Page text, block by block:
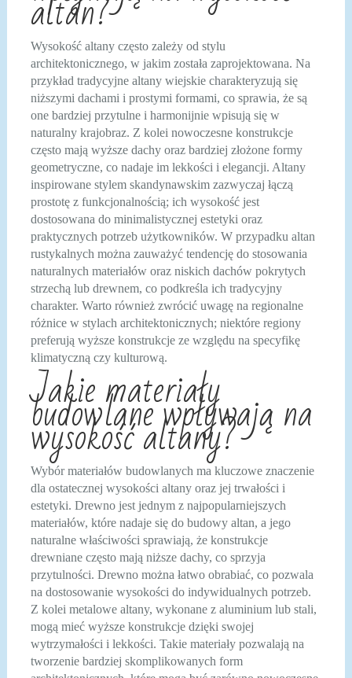
Wysokość altany często zależy od stylu
architektonicznego, w jakim została zaprojektowana. Na
przykład tradycyjne altany wiejskie charakteryzują się
niższymi dachami i prostymi formami, co sprawia, że są
one bardziej przytulne i harmonijnie wpisują się w
naturalny krajobraz. Z kolei nowoczesne konstrukcje
często mają wyższe dachy oraz bardziej złożone formy
geometryczne, co nadaje im lekkości i elegancji. Altany
inspirowane stylem skandynawskim zazwyczaj łączą
prostotę z funkcjonalnością; ich wysokość jest
dostosowana do minimalistycznej estetyki oraz
praktycznych potrzeb użytkowników. W przypadku altan
rustykalnych można zauważyć tendencję do stosowania
naturalnych materiałów oraz niskich dachów pokrytych
strzechą lub drewnem, co podkreśla ich tradycyjny
charakter. Warto również zwrócić uwagę na regionalne
różnice w stylach architektonicznych; niektóre regiony
preferują wyższe konstrukcje ze względu na specyfikę
klimatyczną czy kulturową.
Jakie materiały
budowlane wpływają na
wysokość altany?
Wybór materiałów budowlanych ma kluczowe znaczenie
dla ostatecznej wysokości altany oraz jej trwałości i
estetyki. Drewno jest jednym z najpopularniejszych
materiałów, które nadaje się do budowy altan, a jego
naturalne właściwości sprawiają, że konstrukcje
drewniane często mają niższe dachy, co sprzyja
przytulności. Drewno można łatwo obrabiać, co pozwala
na dostosowanie wysokości do indywidualnych potrzeb.
Z kolei metalowe altany, wykonane z aluminium lub stali,
mogą mieć wyższe konstrukcje dzięki swojej
wytrzymałości i lekkości. Takie materiały pozwalają na
tworzenie bardziej skomplikowanych form